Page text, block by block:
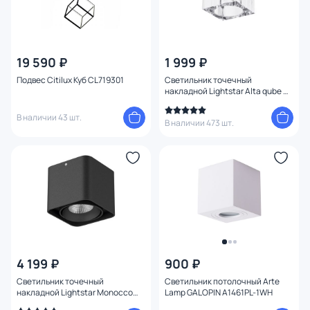
19 590 ₽
Подвес Citilux Куб CL719301
В наличии 43 шт.
1 999 ₽
Светильник точечный
накладной Lightstar Alta qube G9
В наличии 473 шт.
4 199 ₽
Светильник точечный
накладной Lightstar Monocco
900 ₽
Светильник потолочный Arte
Lamp GALOPIN A1461PL-1WH